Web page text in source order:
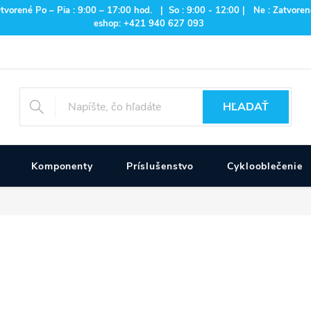
Po – Pia : 9:00 – 17:00 hod. | So : 9:00 - 12:00 | Ne :
eshop: +421 940 627 093
HĽADAŤ
Komponenty Príslušenstvo Cyklooblečenie